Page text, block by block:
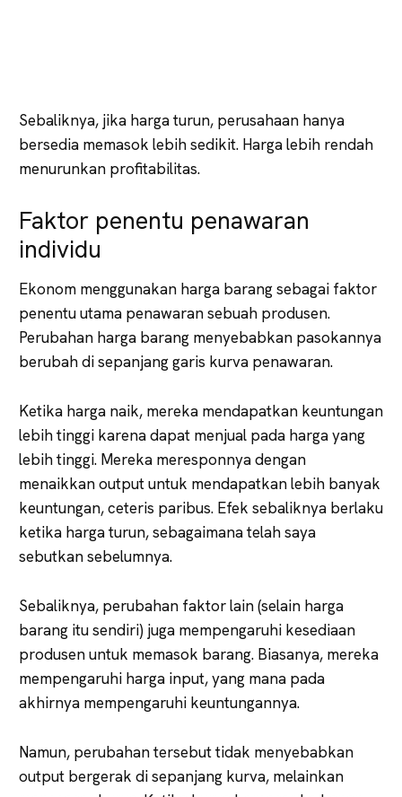
Sebaliknya, jika harga turun, perusahaan hanya
bersedia memasok lebih sedikit. Harga lebih rendah
menurunkan profitabilitas.
Faktor penentu penawaran
individu
Ekonom menggunakan harga barang sebagai faktor
penentu utama penawaran sebuah produsen.
Perubahan harga barang menyebabkan pasokannya
berubah di sepanjang garis kurva penawaran.
Ketika harga naik, mereka mendapatkan keuntungan
lebih tinggi karena dapat menjual pada harga yang
lebih tinggi. Mereka meresponnya dengan
menaikkan output untuk mendapatkan lebih banyak
keuntungan, ceteris paribus. Efek sebaliknya berlaku
ketika harga turun, sebagaimana telah saya
sebutkan sebelumnya.
Sebaliknya, perubahan faktor lain (selain harga
barang itu sendiri) juga mempengaruhi kesediaan
produsen untuk memasok barang. Biasanya, mereka
mempengaruhi harga input, yang mana pada
akhirnya mempengaruhi keuntungannya.
Namun, perubahan tersebut tidak menyebabkan
output bergerak di sepanjang kurva, melainkan